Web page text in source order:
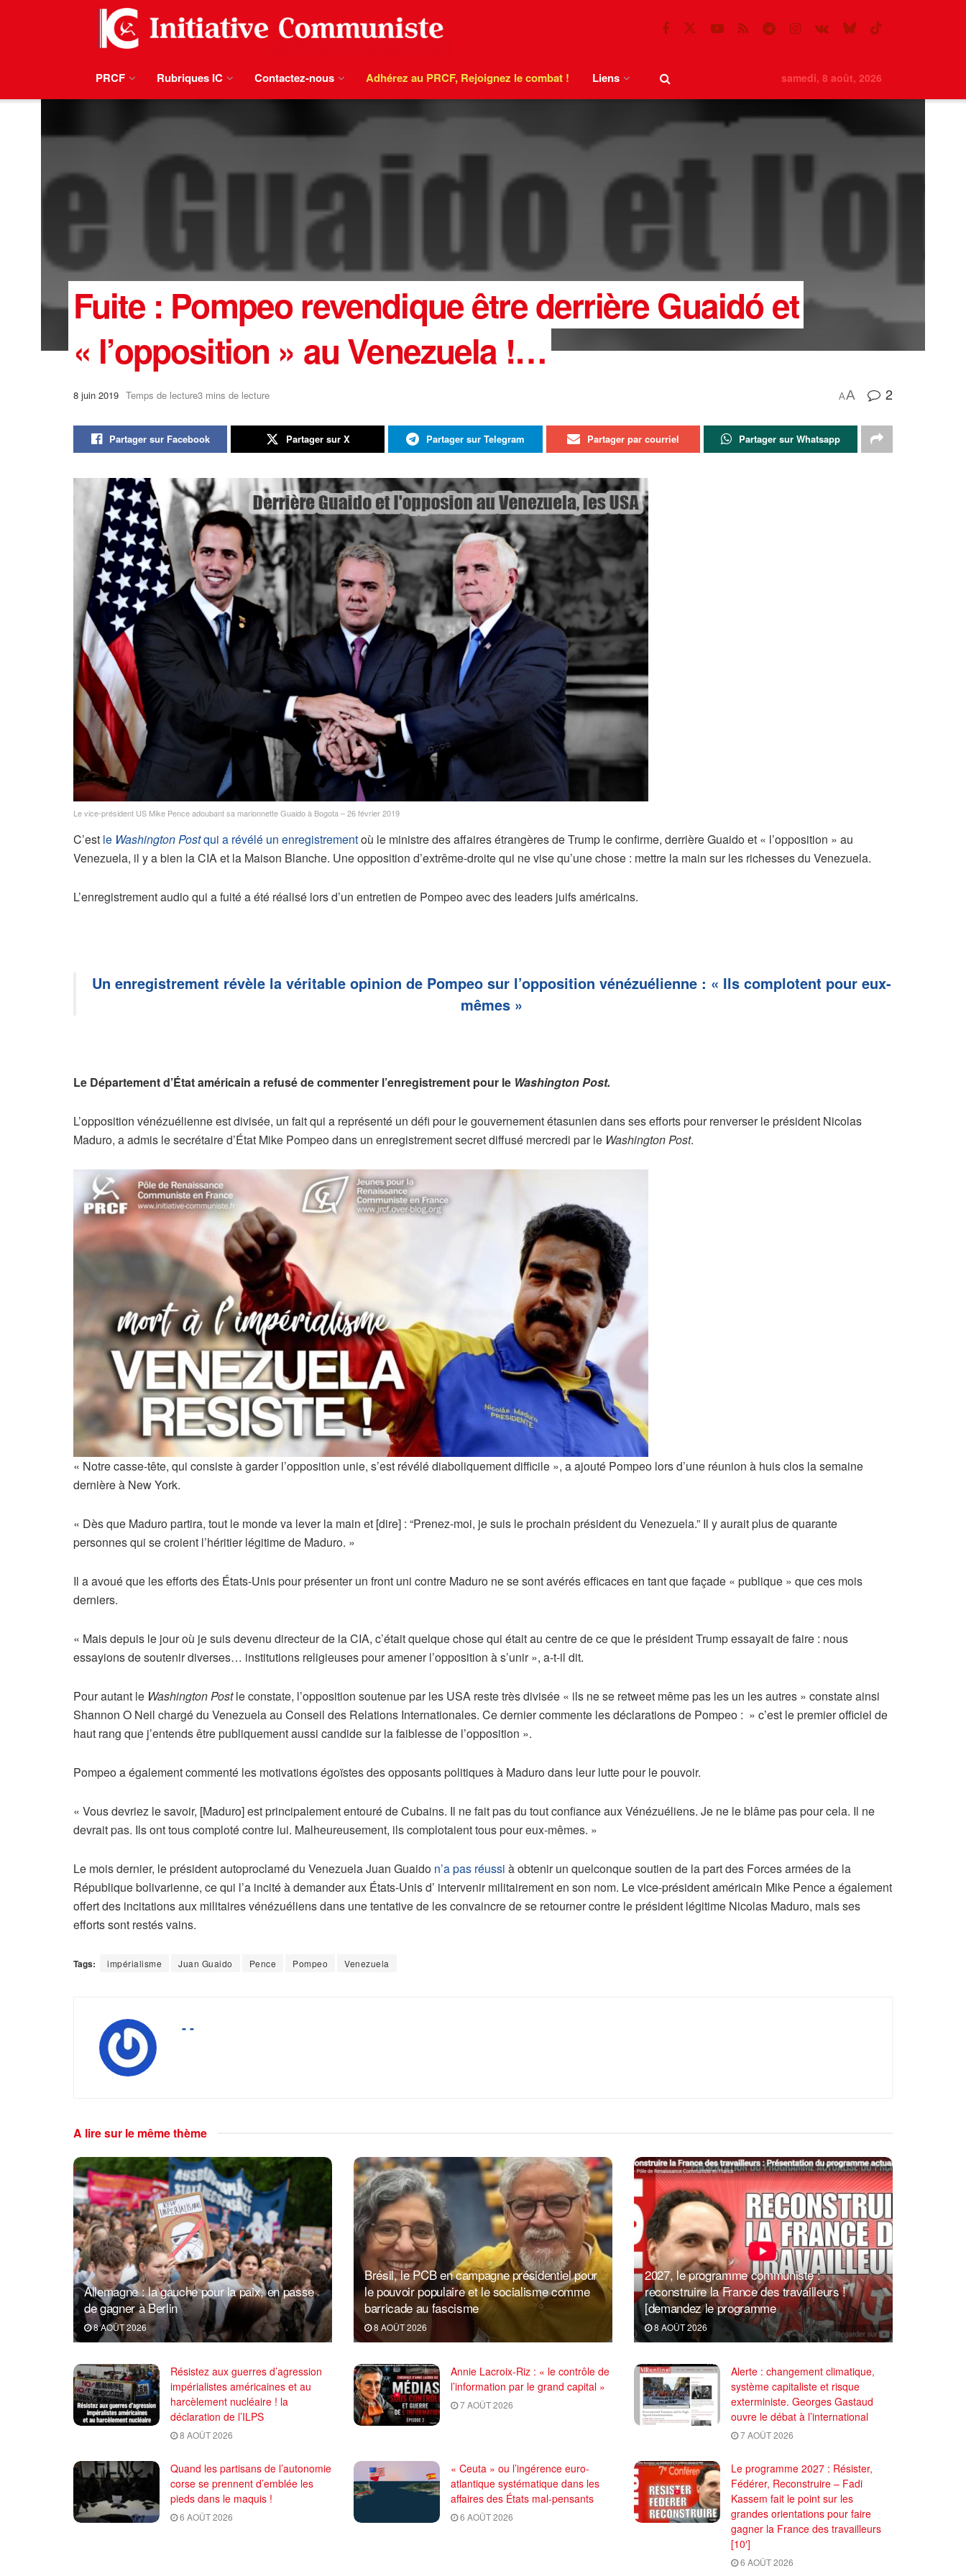
PRCF Rubriques IC Contactez-nous Adhérez au PRCF, Rejoignez le combat ! Liens samedi, 8 août, 2026
Fuite : Pompeo revendique être derrière Guaidó et
« l’opposition » au Venezuela !…
8 juin 2019 Temps de lecture3 mins de lecture AA 2
Partager sur Facebook Partager sur X Partager sur Telegram Partager par courriel Partager sur Whatsapp
Le vice-président US Mike Pence adoubant sa marionnette Guaido à Bogota – 26 février 2019
C’est le Washington Postqui a révélé un enregistrementoù le ministre des affaires étrangères de Trump le confirme, derrière Guaido et « l’opposition » au
Venezuela, il y a bien la CIA et la Maison Blanche. Une opposition d’extrême-droite qui ne vise qu’une chose : mettre la main sur les richesses du Venezuela.
L’enregistrement audio qui a fuité a été réalisé lors d’un entretien de Pompeo avec des leaders juifs américains.
Un enregistrement révèle la véritable opinion de Pompeo sur l’opposition vénézuélienne : « Ils complotent pour eux-
mêmes »
Le Département d’État américain a refusé de commenter l’enregistrement pour le Washington Post.
L’opposition vénézuélienne est divisée, un fait qui a représenté un défi pour le gouvernement étasunien dans ses efforts pour renverser le président Nicolas
Maduro, a admis le secrétaire d’État Mike Pompeo dans un enregistrement secret diffusé mercredi par le Washington Post.
« Notre casse-tête, qui consiste à garder l’opposition unie, s’est révélé diaboliquement difficile », a ajouté Pompeo lors d’une réunion à huis clos la semaine
dernière à New York.
« Dès que Maduro partira, tout le monde va lever la main et [dire] : “Prenez-moi, je suis le prochain président du Venezuela.” Il y aurait plus de quarante
personnes qui se croient l’héritier légitime de Maduro. »
Il a avoué que les efforts des États-Unis pour présenter un front uni contre Maduro ne se sont avérés efficaces en tant que façade « publique » que ces mois
derniers.
« Mais depuis le jour où je suis devenu directeur de la CIA, c’était quelque chose qui était au centre de ce que le président Trump essayait de faire : nous
essayions de soutenir diverses… institutions religieuses pour amener l’opposition à s’unir », a-t-il dit.
Pour autant le Washington Postle constate, l’opposition soutenue par les USA reste très divisée « ils ne se retweet même pas les un les autres » constate ainsi
Shannon O Neil chargé du Venezuela au Conseil des Relations Internationales. Ce dernier commente les déclarations de Pompeo : » c’est le premier officiel de
haut rang que j’entends être publiquement aussi candide sur la faiblesse de l’opposition ».
Pompeo a également commenté les motivations égoïstes des opposants politiques à Maduro dans leur lutte pour le pouvoir.
« Vous devriez le savoir, [Maduro] est principalement entouré de Cubains. Il ne fait pas du tout confiance aux Vénézuéliens. Je ne le blâme pas pour cela. Il ne
devrait pas. Ils ont tous comploté contre lui. Malheureusement, ils complotaient tous pour eux-mêmes. »
Le mois dernier, le président autoproclamé du Venezuela Juan Guaido n’a pas réussi à obtenir un quelconque soutien de la part des Forces armées de la
République bolivarienne, ce qui l’a incité à demander aux États-Unis d’ intervenir militairement en son nom. Le vice-président américain Mike Pence a également
offert des incitations aux militaires vénézuéliens dans une tentative de les convaincre de se retourner contre le président légitime Nicolas Maduro, mais ses
efforts sont restés vains.
Tags: impérialisme Juan Guaido Pence Pompeo Venezuela
- -
A lire sur le même thème
Allemagne : la gauche pour la paix, en passe
de gagner à Berlin
8 AOÛT 2026
Brésil, le PCB en campagne présidentiel pour
le pouvoir populaire et le socialisme comme
barricade au fascisme
8 AOÛT 2026
2027, le programme communiste :
reconstruire la France des travailleurs !
[demandez le programme
8 AOÛT 2026
Résistez aux guerres d’agression
impérialistes américaines et au
harcèlement nucléaire ! la
déclaration de l’ILPS
8 AOÛT 2026
Annie Lacroix-Riz : « le contrôle de
l’information par le grand capital »
7 AOÛT 2026
Alerte : changement climatique,
système capitaliste et risque
exterministe. Georges Gastaud
ouvre le débat à l’international
7 AOÛT 2026
Quand les partisans de l’autonomie
corse se prennent d’emblée les
pieds dans le maquis !
6 AOÛT 2026
« Ceuta » ou l’ingérence euro-
atlantique systématique dans les
affaires des États mal-pensants
6 AOÛT 2026
Le programme 2027 : Résister,
Fédérer, Reconstruire – Fadi
Kassem fait le point sur les
grandes orientations pour faire
gagner la France des travailleurs
[10′]
6 AOÛT 2026